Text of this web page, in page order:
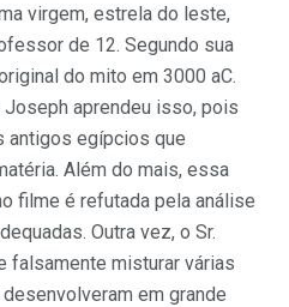
virgem, estrela do leste,
de 12. Segundo sua
do mito em 3000 aC.
aprendeu isso, pois
antigos egípcios que
Além do mais, essa
filme é refutada pela análise
Outra vez, o Sr.
falsamente misturar várias
em grande